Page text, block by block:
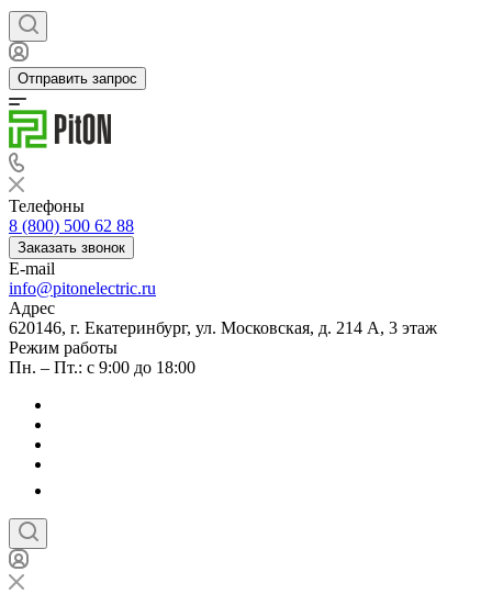
Отправить запрос
Телефоны
8 (800) 500 62 88
Заказать звонок
E-mail
info@pitonelectric.ru
Адрес
620146, г. Екатеринбург, ул. Московская, д. 214 А, 3 этаж
Режим работы
Пн. – Пт.: с 9:00 до 18:00